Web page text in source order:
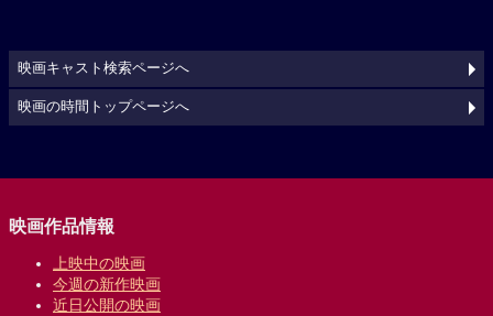
映画キャスト検索ページへ
映画の時間トップページへ
映画作品情報
上映中の映画
今週の新作映画
近日公開の映画